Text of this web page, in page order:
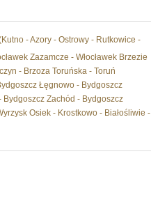
- Azory - Ostrowy - Rutkowice -
Zazamcze - Włocławek Brzezie
- Brzoza Toruńska - Toruń
Łęgnowo - Bydgoszcz
Zachód - Bydgoszcz
Osiek - Krostkowo - Białośliwie -